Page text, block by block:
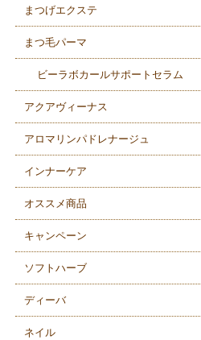
まつげエクステ
まつ毛パーマ
ビーラボカールサポートセラム
アクアヴィーナス
アロマリンパドレナージュ
インナーケア
オススメ商品
キャンペーン
ソフトハーブ
ディーバ
ネイル